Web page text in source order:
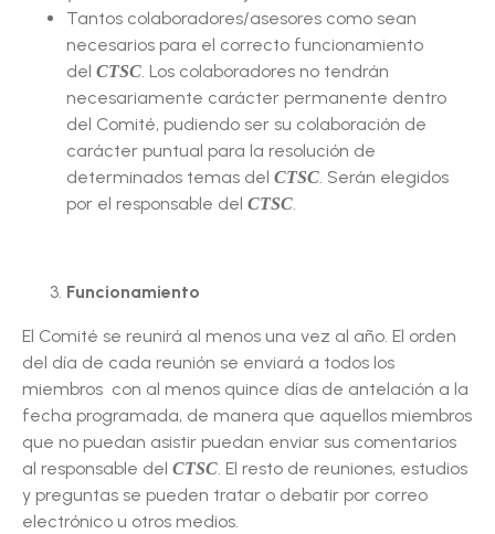
Tantos colaboradores/asesores como sean
necesarios para el correcto funcionamiento
del CTSC. Los colaboradores no tendrán
necesariamente carácter permanente dentro
del Comité, pudiendo ser su colaboración de
carácter puntual para la resolución de
determinados temas del CTSC. Serán elegidos
por el responsable del CTSC.
Funcionamiento
El Comité se reunirá al menos una vez al año. El orden
del día de cada reunión se enviará a todos los
miembros con al menos quince días de antelación a la
fecha programada, de manera que aquellos miembros
que no puedan asistir puedan enviar sus comentarios
al responsable del CTSC. El resto de reuniones, estudios
y preguntas se pueden tratar o debatir por correo
electrónico u otros medios.